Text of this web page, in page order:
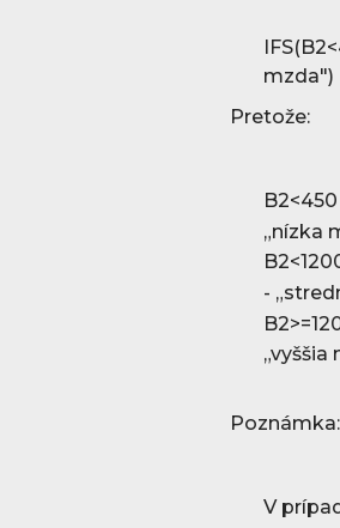
mzda")
Pretože:
„nízka
-
Poznámka:
V